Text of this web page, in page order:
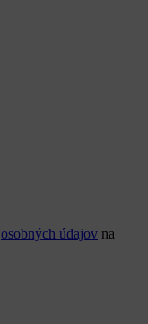
osobných údajov na